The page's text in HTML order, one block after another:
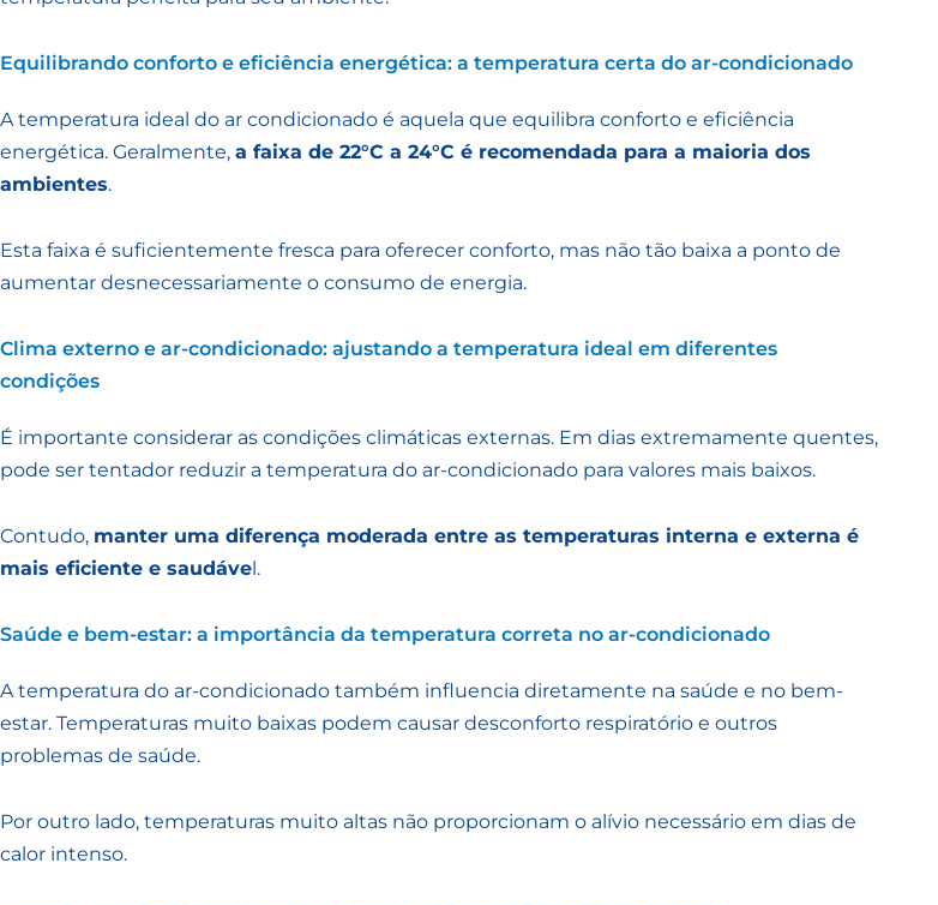
Equilibrando conforto e eficiência energética: a temperatura certa do ar-condicionado
A temperatura ideal do ar condicionado é aquela que equilibra conforto e eficiência
energética. Geralmente, a faixa de 22°C a 24°C é recomendada para a maioria dos
ambientes.
Esta faixa é suficientemente fresca para oferecer conforto, mas não tão baixa a ponto de
aumentar desnecessariamente o consumo de energia.
Clima externo e ar-condicionado: ajustando a temperatura ideal em diferentes
condições
É importante considerar as condições climáticas externas. Em dias extremamente quentes,
pode ser tentador reduzir a temperatura do ar-condicionado para valores mais baixos.
Contudo, manter uma diferença moderada entre as temperaturas interna e externa é
mais eficiente e saudável.
Saúde e bem-estar: a importância da temperatura correta no ar-condicionado
A temperatura do ar-condicionado também influencia diretamente na saúde e no bem-
estar. Temperaturas muito baixas podem causar desconforto respiratório e outros
problemas de saúde.
Por outro lado, temperaturas muito altas não proporcionam o alívio necessário em dias de
calor intenso.